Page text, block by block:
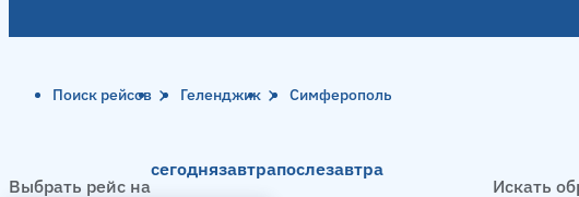
Поиск рейсов Геленджик Симферополь
Выбрать рейс на
сегоднязавтрапослезавтра
Искать